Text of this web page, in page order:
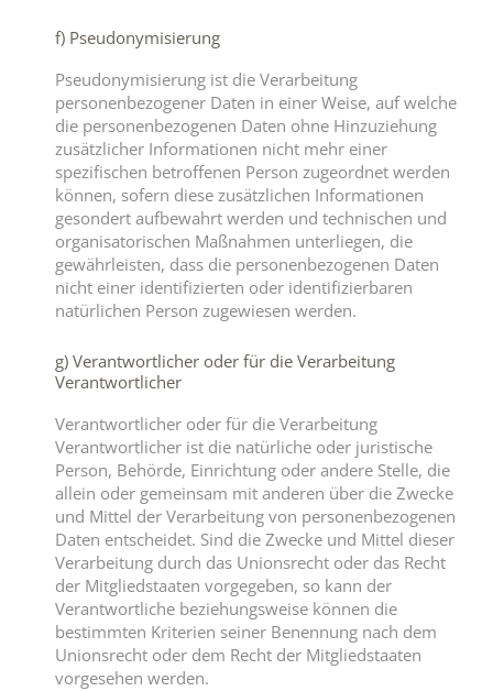
f) Pseudonymisierung
Pseudonymisierung ist die Verarbeitung
personenbezogener Daten in einer Weise, auf welche
die personenbezogenen Daten ohne Hinzuziehung
zusätzlicher Informationen nicht mehr einer
spezifischen betroffenen Person zugeordnet werden
können, sofern diese zusätzlichen Informationen
gesondert aufbewahrt werden und technischen und
organisatorischen Maßnahmen unterliegen, die
gewährleisten, dass die personenbezogenen Daten
nicht einer identifizierten oder identifizierbaren
natürlichen Person zugewiesen werden.
g) Verantwortlicher oder für die Verarbeitung
Verantwortlicher
Verantwortlicher oder für die Verarbeitung
Verantwortlicher ist die natürliche oder juristische
Person, Behörde, Einrichtung oder andere Stelle, die
allein oder gemeinsam mit anderen über die Zwecke
und Mittel der Verarbeitung von personenbezogenen
Daten entscheidet. Sind die Zwecke und Mittel dieser
Verarbeitung durch das Unionsrecht oder das Recht
der Mitgliedstaaten vorgegeben, so kann der
Verantwortliche beziehungsweise können die
bestimmten Kriterien seiner Benennung nach dem
Unionsrecht oder dem Recht der Mitgliedstaaten
vorgesehen werden.